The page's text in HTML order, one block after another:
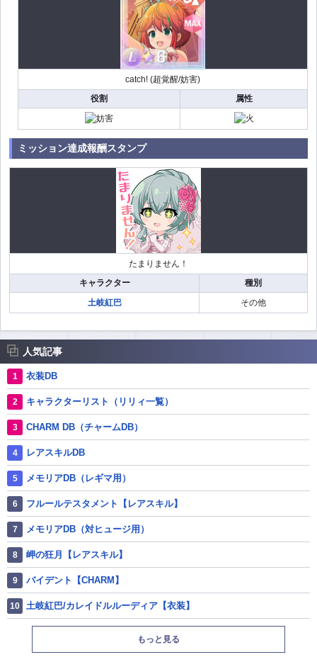
catch! (超覚醒/妨害)
役割
属性
ミッション達成報酬スタンプ
たまりません！
キャラクター
種別
土岐紅巴
その他
人気記事
衣装DB
キャラクターリスト（リリィ一覧）
CHARM DB（チャームDB）
レアスキルDB
メモリアDB（レギマ用）
フルールテスタメント【レアスキル】
メモリアDB（対ヒュージ用）
岬の狂月【レアスキル】
バイデント【CHARM】
土岐紅巴/カレイドルルーディア【衣装】
もっと見る